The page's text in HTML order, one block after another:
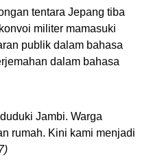
tentara Jepang tiba
militer mamasuki
publik dalam bahasa
dalam bahasa
Jambi. Warga
rumah. Kini kami menjadi